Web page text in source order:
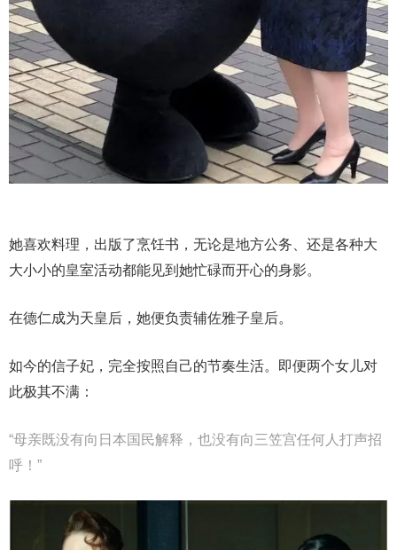
她喜欢料理，出版了烹饪书，无论是地方公务、还是各种大
大小小的皇室活动都能见到她忙碌而开心的身影。
在德仁成为天皇后，她便负责辅佐雅子皇后。
如今的信子妃，完全按照自己的节奏生活。即便两个女儿对
此极其不满：
“母亲既没有向日本国民解释，也没有向三笠宫任何人打声招
呼！”